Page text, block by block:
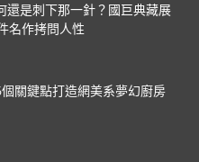
還是刺下那一針？國巨典藏展
名作拷問人性
關鍵點打造網美系夢幻廚房